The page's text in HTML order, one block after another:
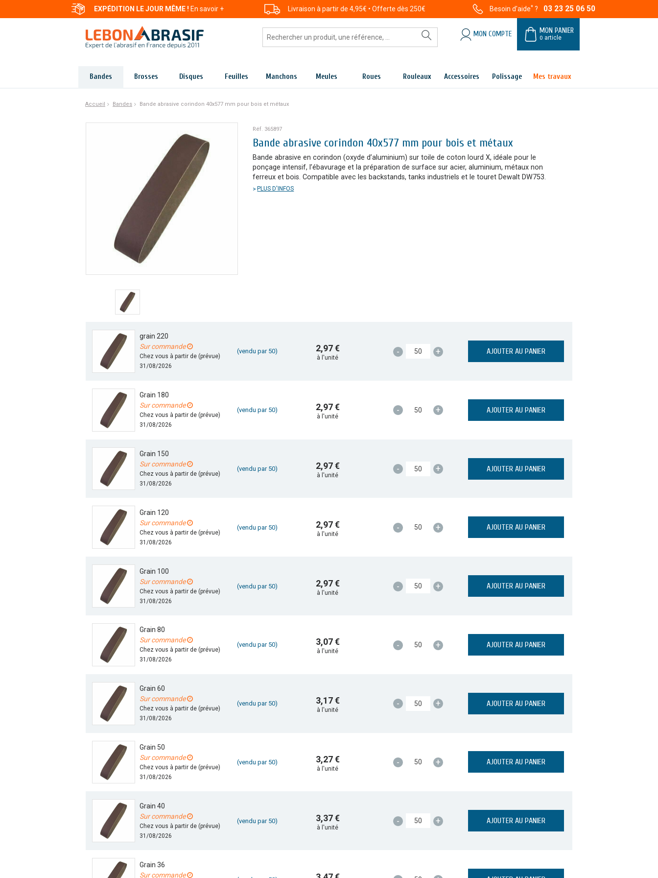
EXPÉDITION LE JOUR MÊME ! En savoir + Livraison à partir de 4,95€ • Offerte dès 250€ Besoin d'aide* ? 03 23 25 06 50
MON PANIER
0 article
MON COMPTE
Bandes Brosses Disques Feuilles Manchons Meules Roues Rouleaux Accessoires Polissage Mes travaux
Accueil Bandes Bande abrasive corindon 40x577 mm pour bois et métaux
Réf. 365897
Bande abrasive corindon 40x577 mm pour bois et métaux
Bande abrasive en corindon (oxyde d’aluminium) sur toile de coton lourd X, idéale pour le
ponçage intensif, l’ébavurage et la préparation de surface sur acier, aluminium, métaux non
ferreux et bois. Compatible avec les backstands, tanks industriels et le touret Dewalt DW753.
PLUS D'INFOS
grain 220
Sur commande
Chez vous à partir de (prévue)
31/08/2026
(vendu par 50) 2,97 €
à l'unité
- + AJOUTER AU PANIER
Grain 180
Sur commande
Chez vous à partir de (prévue)
31/08/2026
(vendu par 50) 2,97 €
à l'unité
- + AJOUTER AU PANIER
Grain 150
Sur commande
Chez vous à partir de (prévue)
31/08/2026
(vendu par 50) 2,97 €
à l'unité
- + AJOUTER AU PANIER
Grain 120
Sur commande
Chez vous à partir de (prévue)
31/08/2026
(vendu par 50) 2,97 €
à l'unité
- + AJOUTER AU PANIER
Grain 100
Sur commande
Chez vous à partir de (prévue)
31/08/2026
(vendu par 50) 2,97 €
à l'unité
- + AJOUTER AU PANIER
Grain 80
Sur commande
Chez vous à partir de (prévue)
31/08/2026
(vendu par 50) 3,07 €
à l'unité
- + AJOUTER AU PANIER
Grain 60
Sur commande
Chez vous à partir de (prévue)
31/08/2026
(vendu par 50) 3,17 €
à l'unité
- + AJOUTER AU PANIER
Grain 50
Sur commande
Chez vous à partir de (prévue)
31/08/2026
(vendu par 50) 3,27 €
à l'unité
- + AJOUTER AU PANIER
Grain 40
Sur commande
Chez vous à partir de (prévue)
31/08/2026
(vendu par 50) 3,37 €
à l'unité
- + AJOUTER AU PANIER
Grain 36
Sur commande